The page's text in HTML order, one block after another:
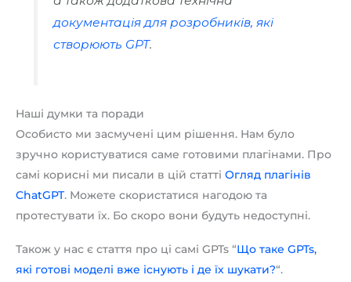
документація для розробників, які
створюють GPT.
Наші думки та поради
Особисто ми засмучені цим рішення. Нам було
зручно користуватися саме готовими плагінами. Про
самі корисні ми писали в цій статті Огляд плагінів
ChatGPT. Можете скористатися нагодою та
протестувати їх. Бо скоро вони будуть недоступні.
Також у нас є стаття про ці самі GPTs “Що таке GPTs,
які готові моделі вже існують і де їх шукати?“.